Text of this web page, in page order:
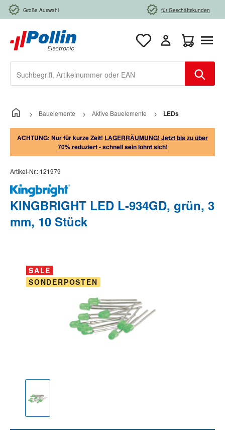
Zum Hauptinhalt springen
Große Auswahl für Geschäftskunden
Bauelemente Aktive Bauelemente LEDs
ACHTUNG: Nur für kurze Zeit! LAGERRÄUMUNG! Jetzt bis zu über
70% reduziert - schnell sein lohnt sich!
Artikel-Nr.: 121979
KINGBRIGHT LED L-934GD, grün, 3
mm, 10 Stück
Bildergalerie überspringen
SALE
SONDERPOSTEN